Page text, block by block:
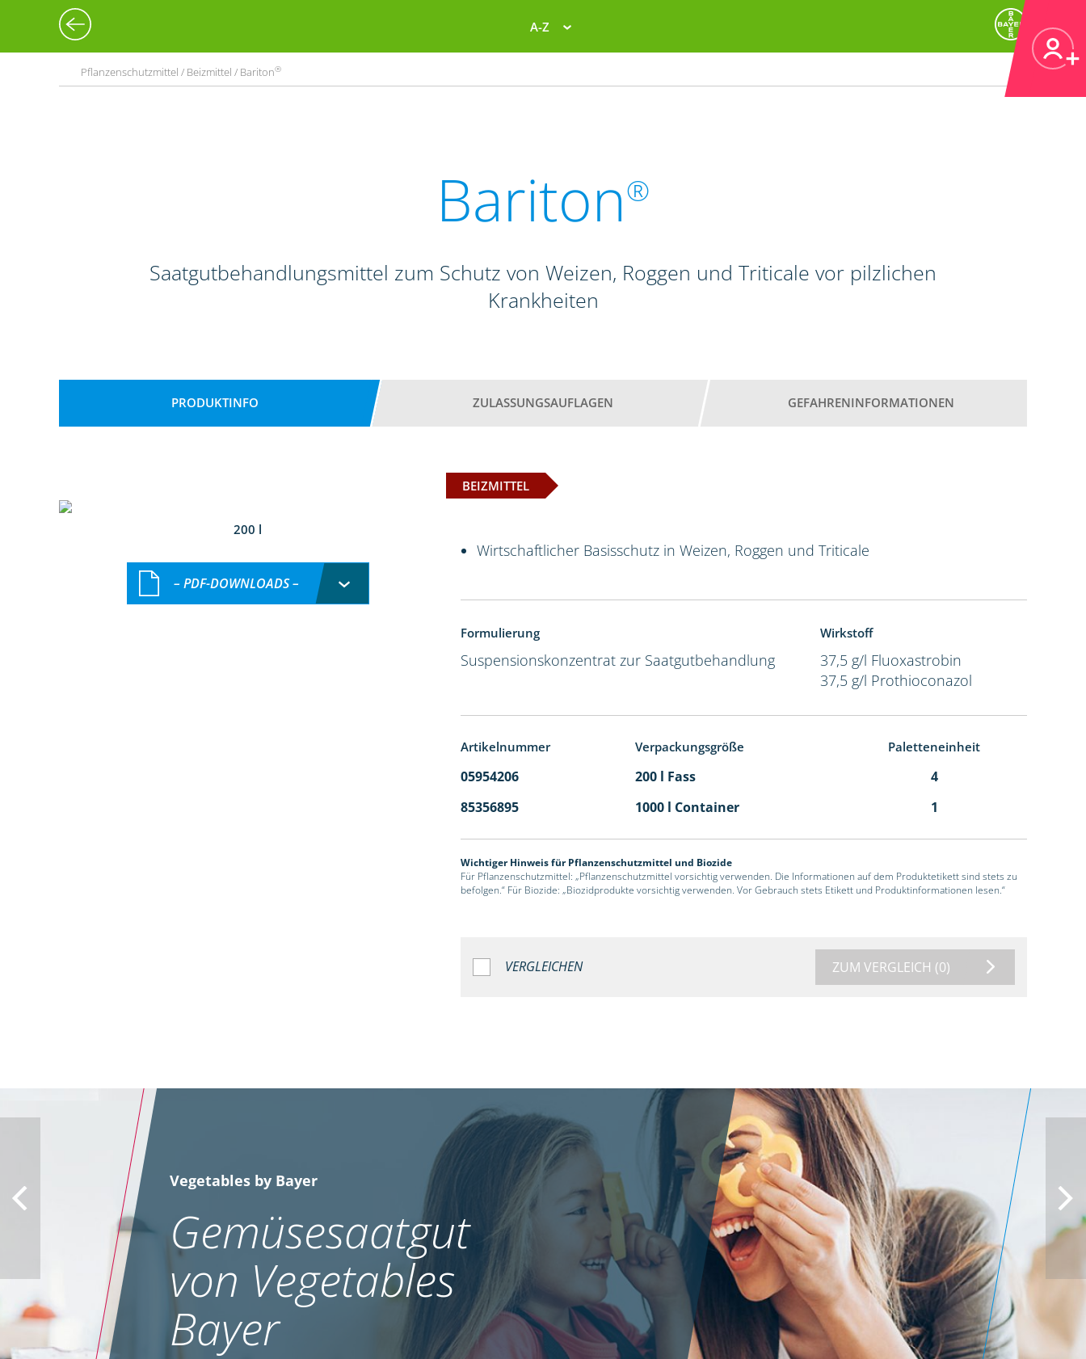
A-Z
Pflanzenschutzmittel / Beizmittel / Bariton®
Bariton®
Saatgutbehandlungsmittel zum Schutz von Weizen, Roggen und Triticale vor pilzlichen
Krankheiten
PRODUKTINFO ZULASSUNGSAUFLAGEN GEFAHRENINFORMATIONEN
BEIZMITTEL
200 l
– PDF-DOWNLOADS –
Wirtschaftlicher Basisschutz in Weizen, Roggen und Triticale
Formulierung
Suspensionskonzentrat zur Saatgutbehandlung
Wirkstoff
37,5 g/l Fluoxastrobin
37,5 g/l Prothioconazol
Artikelnummer Verpackungsgröße Paletteneinheit
05954206 200 l Fass
4
85356895
1000 l Container 1
Wichtiger Hinweis für Pflanzenschutzmittel und Biozide
Für Pflanzenschutzmittel: „Pflanzenschutzmittel vorsichtig verwenden. Die Informationen auf dem Produktetikett sind stets zu
befolgen.“ Für Biozide: „Biozidprodukte vorsichtig verwenden. Vor Gebrauch stets Etikett und Produktinformationen lesen.“
VERGLEICHEN ZUM VERGLEICH (0)
Vegetables by Bayer
Gemüsesaatgut
von Vegetables
Bayer